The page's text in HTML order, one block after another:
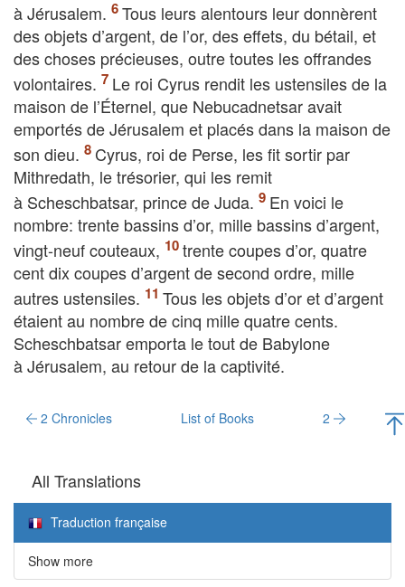
à Jérusalem.
Tous leurs alentours leur donnèrent
des objets d’argent, de l’or, des effets, du bétail, et
des choses précieuses, outre toutes les offrandes
volontaires.
Le roi Cyrus rendit les ustensiles de la
maison de l’Éternel, que Nebucadnetsar avait
emportés de Jérusalem et placés dans la maison de
son dieu.
Cyrus, roi de Perse, les fit sortir par
Mithredath, le trésorier, qui les remit
à Scheschbatsar, prince de Juda.
En voici le
nombre: trente bassins d’or, mille bassins d’argent,
vingt-neuf couteaux,
trente coupes d’or, quatre
cent dix coupes d’argent de second ordre, mille
autres ustensiles.
Tous les objets d’or et d’argent
étaient au nombre de cinq mille quatre cents.
Scheschbatsar emporta le tout de Babylone
à Jérusalem, au retour de la captivité.
2 Chronicles List of Books 2
All Translations
Traduction française
Show more